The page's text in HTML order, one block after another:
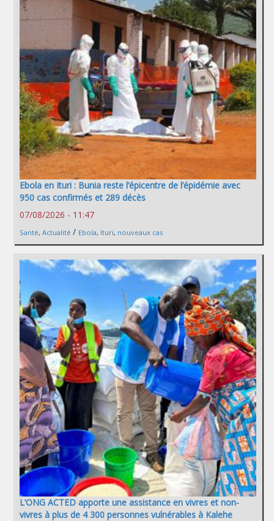
Ebola en Ituri : Bunia reste l’épicentre de l’épidémie avec
950 cas confirmés et 289 décès
07/08/2026 - 11:47
Santé, Actualité / Ebola, Ituri, nouveaux cas
L’ONG ACTED apporte une assistance en vivres et non-
vivres à plus de 4 300 personnes vulnérables à Kalehe